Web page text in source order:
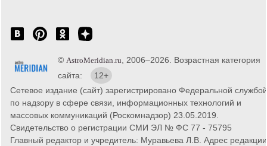
© AstroMeridian.ru, 2006–2026. Возрастная категория
сайта:
12+
Сетевое издание (сайт) зарегистрировано Федеральной службой
по надзору в сфере связи, информационных технологий и
массовых коммуникаций (Роскомнадзор) 23.05.2019.
Свидетельство о регистрации СМИ ЭЛ № ФС 77 - 75795
Главный редактор и учредитель: Муравьева Л.В. Адрес